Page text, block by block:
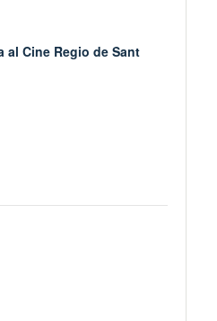
al Cine Regio de Sant